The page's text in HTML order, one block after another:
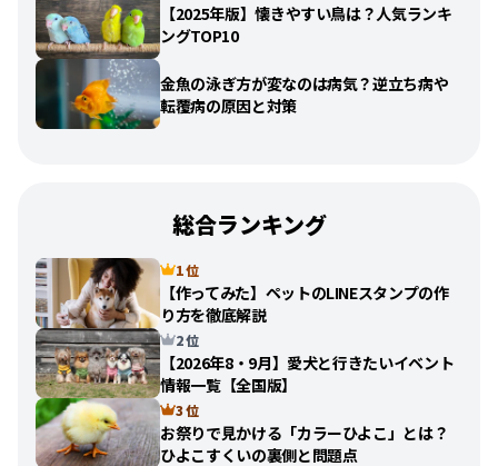
【2025年版】懐きやすい鳥は？人気ランキ
ングTOP10
金魚の泳ぎ方が変なのは病気？逆立ち病や
転覆病の原因と対策
総合ランキング
1 位
【作ってみた】ペットのLINEスタンプの作
り方を徹底解説
2 位
【2026年8・9月】愛犬と行きたいイベント
情報一覧【全国版】
3 位
お祭りで見かける「カラーひよこ」とは？
ひよこすくいの裏側と問題点